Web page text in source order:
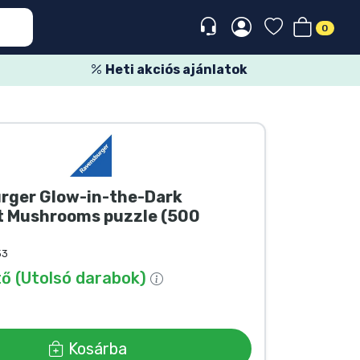
0
Heti akciós ajánlatok
Glow-in-the-Dark
Mushrooms puzzle (500
(Utolsó darabok)
Kosárba